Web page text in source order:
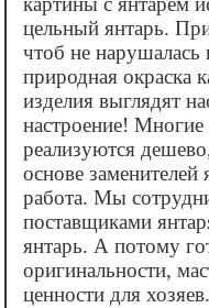
цельный янтарь.
чтоб не нарушалась
природная окраска
изделия выглядят
настроение!
реализуются
основе
работа. Мы
поставщиками
янтарь. А потому
оригинальности,
ценности для хозяев.